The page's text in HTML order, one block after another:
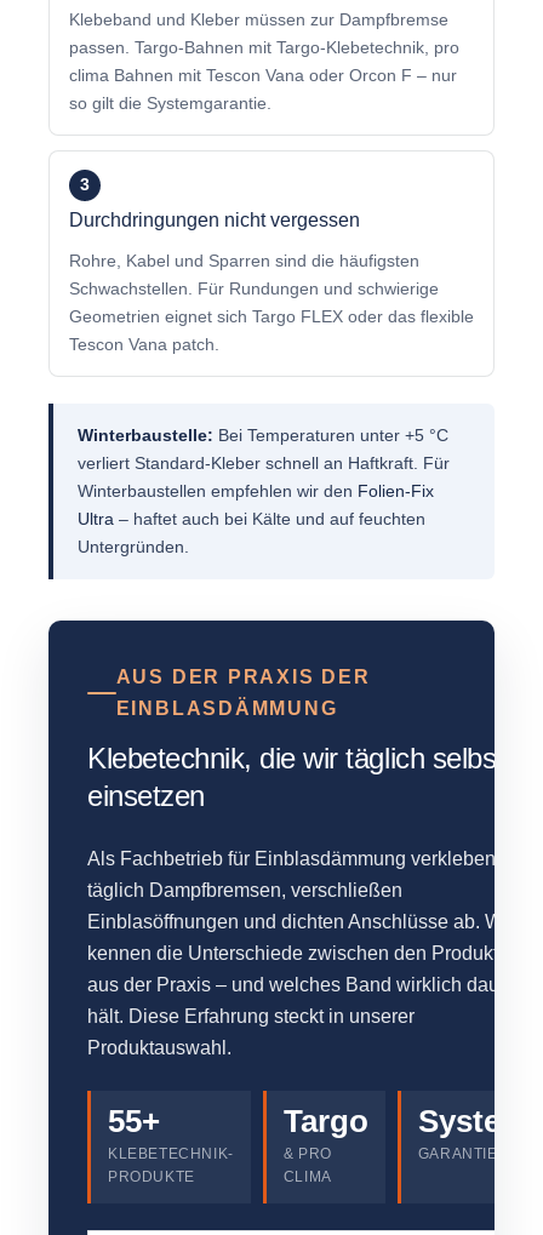
Klebeband und Kleber müssen zur Dampfbremse
passen. Targo-Bahnen mit Targo-Klebetechnik, pro
clima Bahnen mit Tescon Vana oder Orcon F – nur
so gilt die Systemgarantie.
3
Durchdringungen nicht vergessen
Rohre, Kabel und Sparren sind die häufigsten
Schwachstellen. Für Rundungen und schwierige
Geometrien eignet sich Targo FLEX oder das flexible
Tescon Vana patch.
Winterbaustelle: Bei Temperaturen unter +5 °C
verliert Standard-Kleber schnell an Haftkraft. Für
Winterbaustellen empfehlen wir den Folien-Fix
Ultra – haftet auch bei Kälte und auf feuchten
Untergründen.
AUS DER PRAXIS DER
EINBLASDÄMMUNG
Klebetechnik, die wir täglich selbst
einsetzen
Als Fachbetrieb für Einblasdämmung verkleben wir
täglich Dampfbremsen, verschließen
Einblasöffnungen und dichten Anschlüsse ab. Wir
kennen die Unterschiede zwischen den Produkten
aus der Praxis – und welches Band wirklich
hält. Diese Erfahrung steckt in unserer
Produktauswahl.
55+
KLEBETECHNIK-
PRODUKTE
Targo
& PRO
CLIMA
System-
GARANTIE